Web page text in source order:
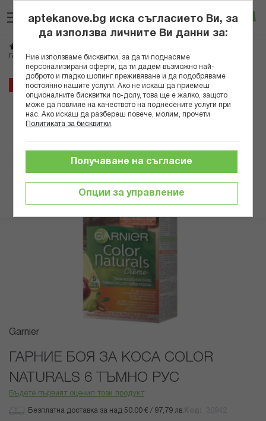
към
съдържанието
Вход
ГАРНИЕ БОЯ ЗА КОСА COLOR NATURALS 6 тъмно рус
8%
Преминете
края
Преминете
началото
галерия
със
Garnier
ГАРНИЕ БОЯ ЗА КОСА COLOR
NATURALS 6 ТЪМНО РУС
Бъдете първият оценил този продукт
Безплатна доставка за над 50.00 € / 97,79 лв.
aptekanove.bg иска съгласието Ви, за
да използва личните Ви данни за:
Ние използваме бисквитки, за да ти поднасяме
персонализирани оферти, да ти дадем възможно най-
доброто и гладко шопинг преживяване и да подобряваме
постоянно нашите услуги. Ако не искаш да приемеш
опционалните бисквитки по-долу, това ще е жалко, защото
може да повлияе на качеството на поднесените услуги при
нас. Ако искаш да разбереш повече, молим, прочети
Политиката за бисквитки
Опции за управление
Получаване на съгласие